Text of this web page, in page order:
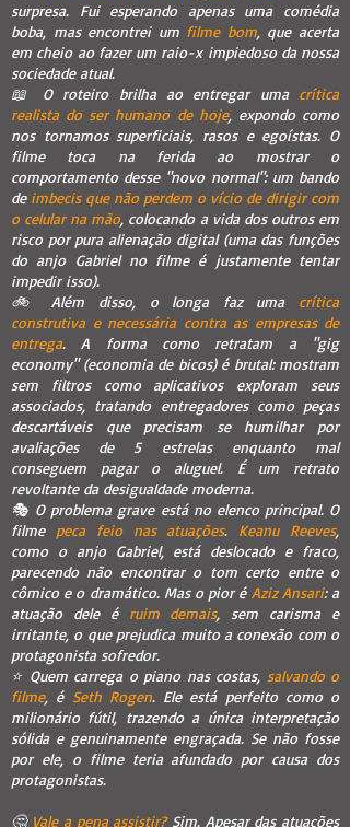
surpresa. Fui esperando apenas uma comédia
boba, mas encontrei um filme bom, que acerta
em cheio ao fazer um raio-x impiedoso da nossa
sociedade atual.
📖 O roteiro brilha ao entregar uma crítica
realista do ser humano de hoje, expondo como
nos tornamos superficiais, rasos e egoístas. O
filme toca na ferida ao mostrar o
comportamento desse "novo normal": um bando
de imbecis que não perdem o vício de dirigir com
o celular na mão, colocando a vida dos outros em
risco por pura alienação digital (uma das funções
do anjo Gabriel no filme é justamente tentar
impedir isso).
🚲 Além disso, o longa faz uma crítica
construtiva e necessária contra as empresas de
entrega. A forma como retratam a "gig
economy" (economia de bicos) é brutal: mostram
sem filtros como aplicativos exploram seus
associados, tratando entregadores como peças
descartáveis que precisam se humilhar por
avaliações de 5 estrelas enquanto mal
conseguem pagar o aluguel. É um retrato
revoltante da desigualdade moderna.
🎭 O problema grave está no elenco principal. O
filme peca feio nas atuações. Keanu Reeves,
como o anjo Gabriel, está deslocado e fraco,
parecendo não encontrar o tom certo entre o
cômico e o dramático. Mas o pior é Aziz Ansari: a
atuação dele é ruim demais, sem carisma e
irritante, o que prejudica muito a conexão com o
protagonista sofredor.
⭐ Quem carrega o piano nas costas, salvando o
filme, é Seth Rogen. Ele está perfeito como o
milionário fútil, trazendo a única interpretação
sólida e genuinamente engraçada. Se não fosse
por ele, o filme teria afundado por causa dos
protagonistas.
🤔 Vale a pena assistir?Sim. Apesar das atuações